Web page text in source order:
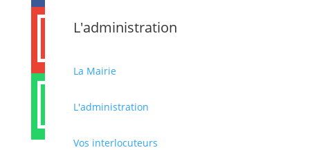
L'administration
La Mairie
L'administration
Vos interlocuteurs

